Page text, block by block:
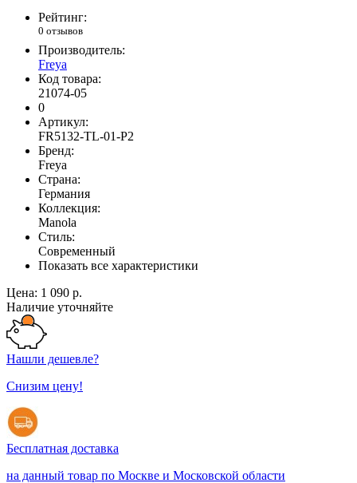
Рейтинг:
0 отзывов
Производитель:
Freya
Код товара:
21074-05
0
Артикул:
FR5132-TL-01-P2
Бренд:
Freya
Страна:
Германия
Коллекция:
Manola
Стиль:
Современный
Показать все характеристики
Цена: 1 090 р.
Наличие уточняйте
Нашли дешевле?
Снизим цену!
Бесплатная доставка
на данный товар по Москве и Московской области